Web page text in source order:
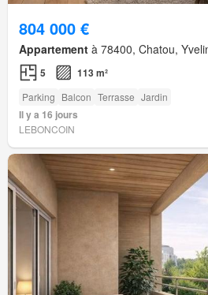
804 000 €
Appartement à 78400, Chatou,
5 113 m²
Parking Balcon Terrasse Jardin
Il y a 16 jours
LEBONCOIN